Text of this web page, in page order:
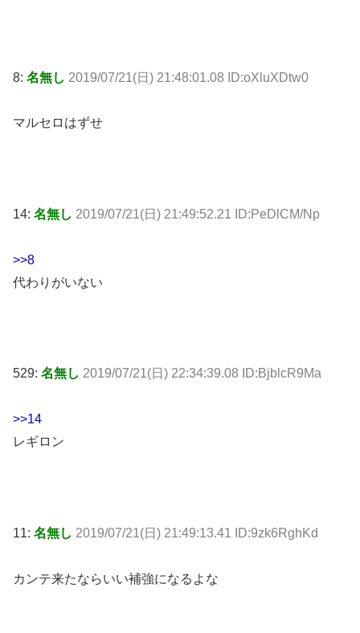
8: 名無し 2019/07/21(日) 21:48:01.08 ID:oXluXDtw0
マルセロはずせ
14: 名無し 2019/07/21(日) 21:49:52.21 ID:PeDlCM/Np
>>8
代わりがいない
529: 名無し 2019/07/21(日) 22:34:39.08 ID:BjblcR9Ma
>>14
レギロン
11: 名無し 2019/07/21(日) 21:49:13.41 ID:9zk6RghKd
カンテ来たならいい補強になるよな